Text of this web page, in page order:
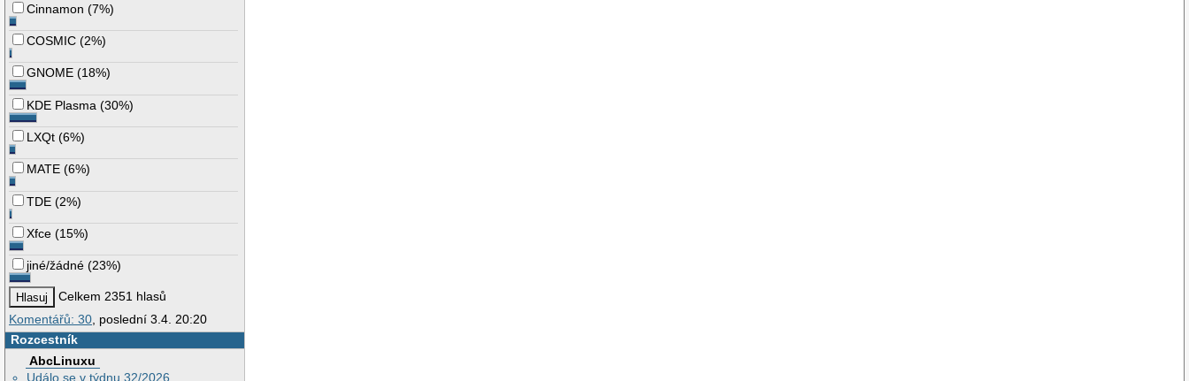
Cinnamon (7%)
COSMIC (2%)
GNOME (18%)
KDE Plasma (30%)
LXQt (6%)
MATE (6%)
TDE (2%)
Xfce (15%)
jiné/žádné (23%)
Celkem 2351 hlasů
Komentářů: 30 , poslední 3.4. 20:20
Rozcestník
AbcLinuxu
Událo se v týdnu 32/2026